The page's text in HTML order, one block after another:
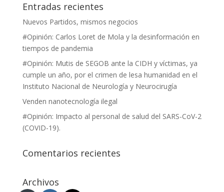
Entradas recientes
Nuevos Partidos, mismos negocios
#Opinión: Carlos Loret de Mola y la desinformación en
tiempos de pandemia
#Opinión: Mutis de SEGOB ante la CIDH y víctimas, ya
cumple un año, por el crimen de lesa humanidad en el
Instituto Nacional de Neurología y Neurocirugía
Venden nanotecnología ilegal
#Opinión: Impacto al personal de salud del SARS-CoV-2
(COVID-19).
Comentarios recientes
Archivos